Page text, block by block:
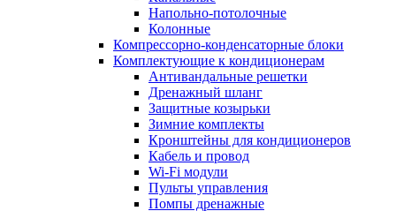
Напольно-потолочные
Колонные
Компрессорно-конденсаторные блоки
Комплектующие к кондиционерам
Антивандальные решетки
Дренажный шланг
Защитные козырьки
Зимние комплекты
Кронштейны для кондиционеров
Кабель и провод
Wi-Fi модули
Пульты управления
Помпы дренажные